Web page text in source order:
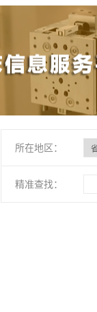
所在地区：
精准查找：